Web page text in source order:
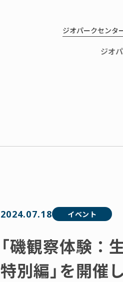
ジオパークセンタ
ジオ
2024.07.18 イベント
「磯観察体験：
特別編」を開催